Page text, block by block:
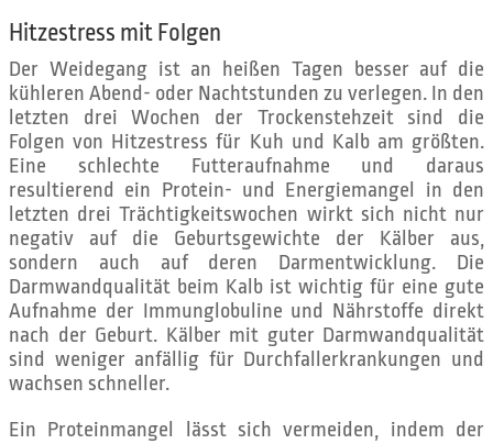
Hitzestress mit Folgen
Der Weidegang ist an heißen Tagen besser auf die
kühleren Abend- oder Nachtstunden zu verlegen. In den
letzten drei Wochen der Trockenstehzeit sind die
Folgen von Hitzestress für Kuh und Kalb am größten.
Eine schlechte Futteraufnahme und daraus
resultierend ein Protein- und Energiemangel in den
letzten drei Trächtigkeitswochen wirkt sich nicht nur
negativ auf die Geburtsgewichte der Kälber aus,
sondern auch auf deren Darmentwicklung. Die
Darmwandqualität beim Kalb ist wichtig für eine gute
Aufnahme der Immunglobuline und Nährstoffe direkt
nach der Geburt. Kälber mit guter Darmwandqualität
sind weniger anfällig für Durchfallerkrankungen und
wachsen schneller.
Ein Proteinmangel lässt sich vermeiden, indem der